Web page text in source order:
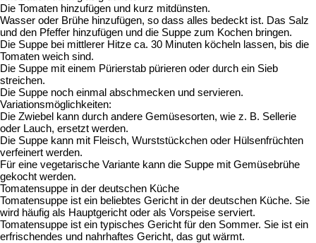
Die Tomaten hinzufügen und kurz mitdünsten.
Wasser oder Brühe hinzufügen, so dass alles bedeckt ist. Das Salz
und den Pfeffer hinzufügen und die Suppe zum Kochen bringen.
Die Suppe bei mittlerer Hitze ca. 30 Minuten köcheln lassen, bis die
Tomaten weich sind.
Die Suppe mit einem Pürierstab pürieren oder durch ein Sieb
streichen.
Die Suppe noch einmal abschmecken und servieren.
Variationsmöglichkeiten:
Die Zwiebel kann durch andere Gemüsesorten, wie z. B. Sellerie
oder Lauch, ersetzt werden.
Die Suppe kann mit Fleisch, Wurststückchen oder Hülsenfrüchten
verfeinert werden.
Für eine vegetarische Variante kann die Suppe mit Gemüsebrühe
gekocht werden.
Tomatensuppe in der deutschen Küche
Tomatensuppe ist ein beliebtes Gericht in der deutschen Küche. Sie
wird häufig als Hauptgericht oder als Vorspeise serviert.
Tomatensuppe ist ein typisches Gericht für den Sommer. Sie ist ein
erfrischendes und nahrhaftes Gericht, das gut wärmt.